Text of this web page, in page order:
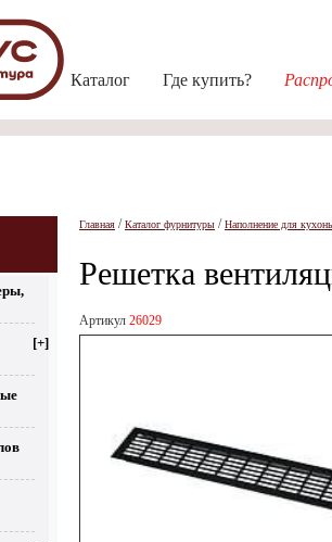
Каталог Где купить?
[+]
Главная /Каталог фурнитуры /Наполнение для кухонь
Решетка
Артикул 26029